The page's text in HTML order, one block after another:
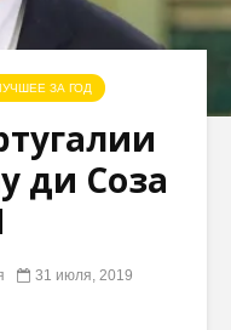
ЗА ГОД
ди Соза
31 июля, 2019